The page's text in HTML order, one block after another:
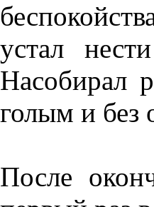
устал
Насобирал
голым и без
После